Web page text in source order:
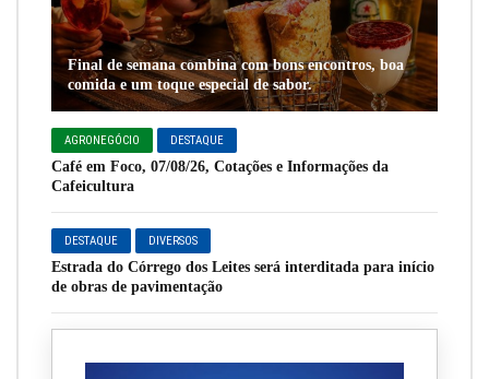
Final de semana combina com bons encontros, boa
comida e um toque especial de sabor.
AGRONEGÓCIO DESTAQUE
Café em Foco, 07/08/26, Cotações e Informações da
Cafeicultura
DESTAQUE DIVERSOS
Estrada do Córrego dos Leites será interditada para início
de obras de pavimentação